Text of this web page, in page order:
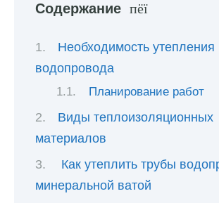
Содержание
Необходимость утепления
водопровода
Планирование работ
Виды теплоизоляционных
материалов
Как утеплить трубы
минеральной ватой